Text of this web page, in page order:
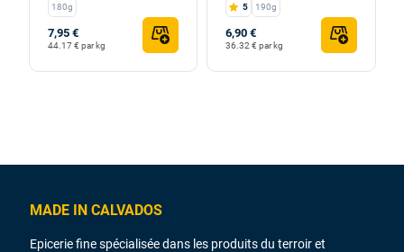
180g
7,95 €
44.17 € par kg
5 190g
6,90 €
36.32 € par kg
MADE IN CALVADOS
Epicerie fine spécialisée dans les produits du terroir et